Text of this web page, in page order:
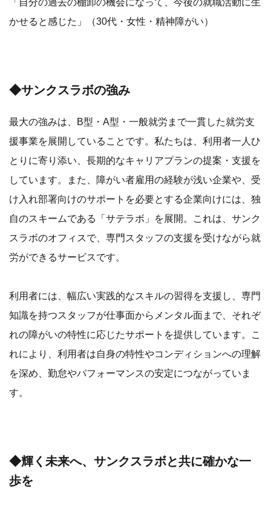
かせると感じた」（30代・女性・精神障がい）
◆サンクスラボの強み
最大の強みは、B型・A型・一般就労まで一貫した就労支
援事業を展開していることです。私たちは、利用者一人ひ
とりに寄り添い、長期的なキャリアプランの提案・支援を
しています。また、障がい者雇用の経験が浅い企業や、受
け入れ部署向けのサポートを必要とする企業向けには、独
自のスキームである「サテラボ」を展開。これは、サンク
スラボのオフィスで、専門スタッフの支援を受けながら就
労ができるサービスです。
利用者には、幅広い実践的なスキルの習得を支援し、専門
知識を持つスタッフが仕事面からメンタル面まで、それぞ
れの障がいの特性に応じたサポートを提供しています。こ
れにより、利用者は自身の特性やコンディションへの理解
を深め、勤怠やパフォーマンスの安定につながっていま
す。
◆輝く未来へ、サンクスラボと共に確かな一
歩を